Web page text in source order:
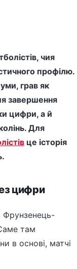
чия
профілю.
грав як
завершення
цифри, а й
Для
це історія
цифри
Фрунзенець-
там
в основі, матчі